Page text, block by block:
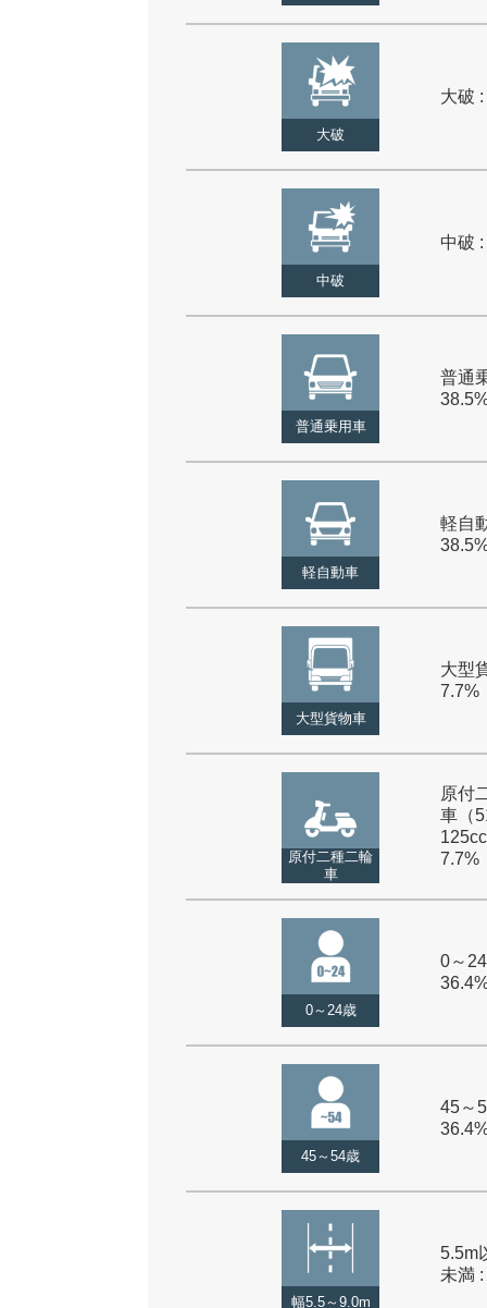
大破
大破
中破
中破
普通乗用車
普通
軽自動車
軽自
大型貨物車
大型
7.7%
原付二種二輪
車
原付
車（
7.7%
0～24歳
0～
45～54歳
45～
幅5.5～9.0m
5.5m
未満